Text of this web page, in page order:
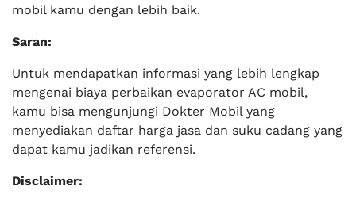
mobil kamu dengan lebih baik.
Saran:
Untuk mendapatkan informasi yang lebih lengkap
mengenai biaya perbaikan evaporator AC mobil,
kamu bisa mengunjungi Dokter Mobil yang
menyediakan daftar harga jasa dan suku cadang yang
dapat kamu jadikan referensi.
Disclaimer: